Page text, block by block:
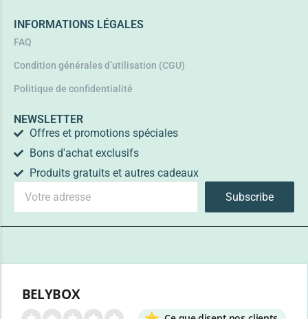
INFORMATIONS LÉGALES
FAQ
Condition générales d’utilisation (CGU)
Politique de confidentialité
NEWSLETTER
Offres et promotions spéciales
Bons d'achat exclusifs
Produits gratuits et autres cadeaux
Subscribe
BELYBOX